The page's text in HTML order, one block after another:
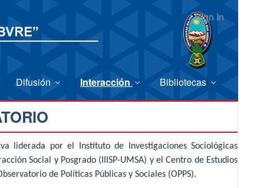
Sign In
Difusión Interacción Bibliotecas
liderada por el Instituto de Investigaciones Sociológicas
Social y Posgrado (IIISP-UMSA) y el Centro de Estudios
de Políticas Públicas y Sociales (OPPS).